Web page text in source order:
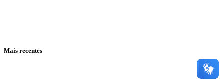
Mais recentes